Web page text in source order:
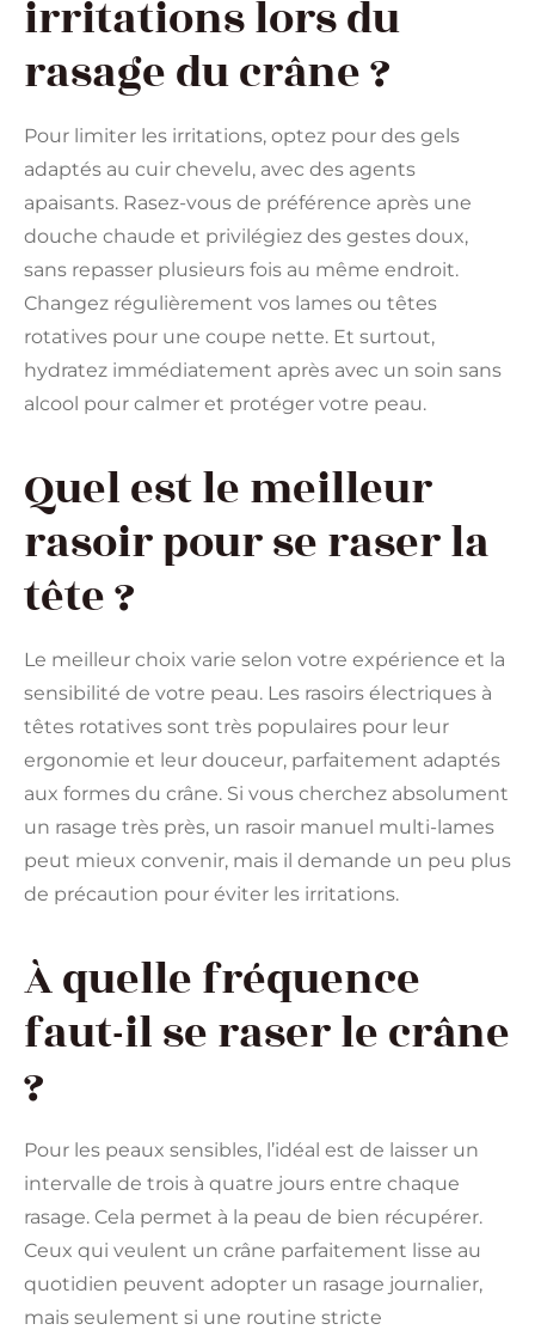
irritations lors du
rasage du crâne ?
Pour limiter les irritations, optez pour des gels
adaptés au cuir chevelu, avec des agents
apaisants. Rasez-vous de préférence après une
douche chaude et privilégiez des gestes doux,
sans repasser plusieurs fois au même endroit.
Changez régulièrement vos lames ou têtes
rotatives pour une coupe nette. Et surtout,
hydratez immédiatement après avec un soin sans
alcool pour calmer et protéger votre peau.
Quel est le meilleur
rasoir pour se raser la
tête ?
Le meilleur choix varie selon votre expérience et la
sensibilité de votre peau. Les rasoirs électriques à
têtes rotatives sont très populaires pour leur
ergonomie et leur douceur, parfaitement adaptés
aux formes du crâne. Si vous cherchez absolument
un rasage très près, un rasoir manuel multi-lames
peut mieux convenir, mais il demande un peu plus
de précaution pour éviter les irritations.
À quelle fréquence
faut-il se raser le crâne
?
Pour les peaux sensibles, l’idéal est de laisser un
intervalle de trois à quatre jours entre chaque
rasage. Cela permet à la peau de bien récupérer.
Ceux qui veulent un crâne parfaitement lisse au
quotidien peuvent adopter un rasage journalier,
mais seulement si une routine stricte